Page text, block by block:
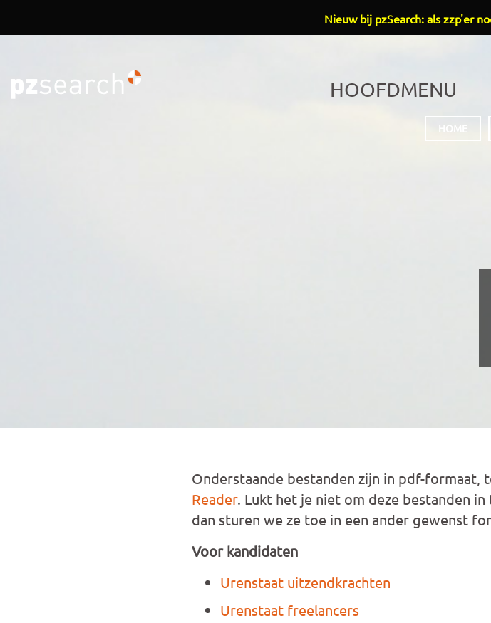
HOOFDMENU
HOME
Onderstaande bestanden zijn in pdf-formaat,
Reader. Lukt het je niet om deze bestanden
dan sturen we ze toe in een ander gewenst
Voor kandidaten
Urenstaat uitzendkrachten
Urenstaat freelancers
Nieuw bij pzSearch: als zzp'er